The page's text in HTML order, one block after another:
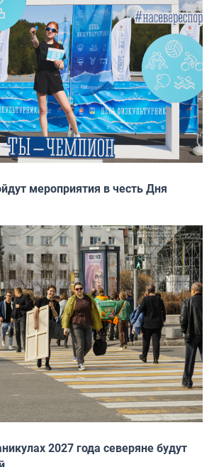
мероприятия в честь Дня
2027 года северяне будут